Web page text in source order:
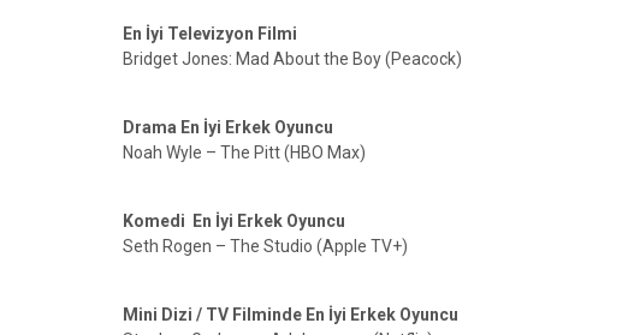
En İyi Televizyon Filmi
Bridget Jones: Mad About the Boy (Peacock)
Drama En İyi Erkek Oyuncu
Noah Wyle – The Pitt (HBO Max)
Komedi En İyi Erkek Oyuncu
Seth Rogen – The Studio (Apple TV+)
Mini Dizi / TV Filminde En İyi Erkek Oyuncu